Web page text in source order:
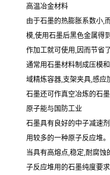
高温冶金材料
由于石墨的热膨胀系数小,
模,使用石墨后黑色金属得
作加工就可使用,因而节省
通常用石墨材料制成压模
域精炼容器,支架夹具,感应
石墨还可作真空冶炼的石
原子能与国防工业
石墨具有良好的中子减速
用较多的一种原子反应堆
当具有高熔点,稳定,耐腐蚀
子反应堆用的石墨纯度要